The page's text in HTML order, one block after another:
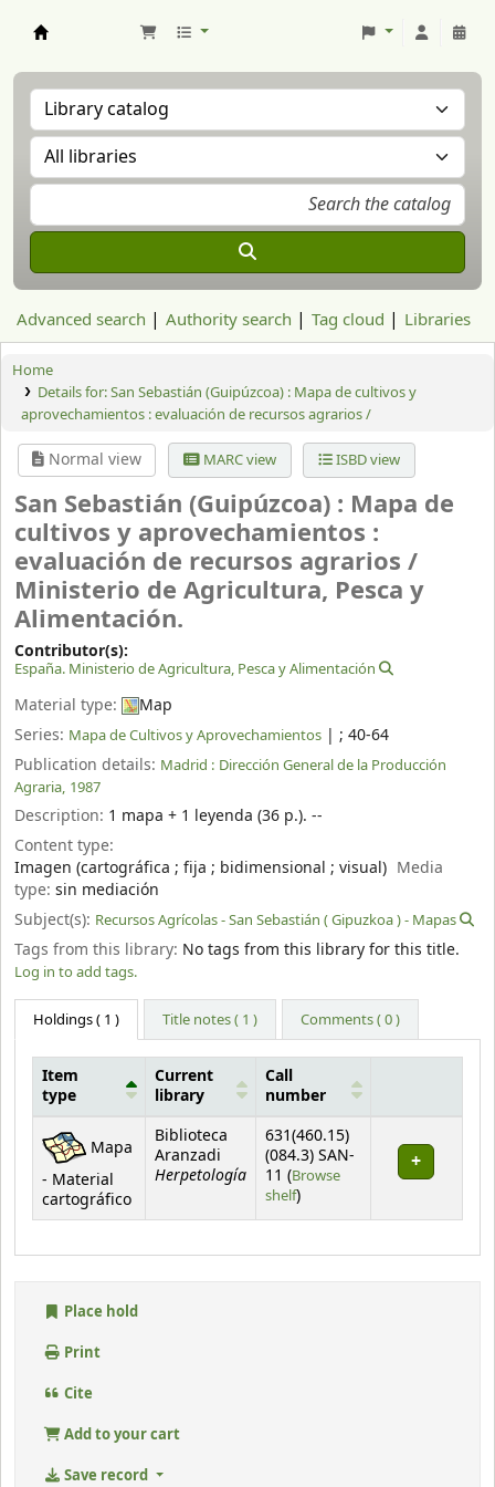
Advanced search Authority search Tag cloud Libraries
Home
Details for:San Sebastián (Guipúzcoa) : Mapa de cultivos y
aprovechamientos : evaluación de recursos agrarios /
Normal view MARC view ISBD view
San Sebastián (Guipúzcoa) : Mapa de
cultivos y aprovechamientos :
evaluación de recursos agrarios /
Ministerio de Agricultura, Pesca y
Alimentación.
Contributor(s):
España. Ministerio de Agricultura, Pesca y Alimentación
Material type:
Map
Series: Mapa de Cultivos y Aprovechamientos | ; 40-64
Publication details: Madrid : Dirección General de la Producción
Agraria, 1987
Description: 1 mapa + 1 leyenda (36 p.). --
Content type:
Imagen (cartográfica ; fija ; bidimensional ; visual) Media
type: sin mediación
Subject(s): Recursos Agrícolas - San Sebastián ( Gipuzkoa ) - Mapas
Tags from this library: No tags from this library for this title.
Log in to add tags.
Holdings( 1 ) Title notes ( 1 ) Comments ( 0 )
Holdings
Item
type
Current
library
Call
number
Mapa
- Material
cartográfico
Biblioteca
Aranzadi
Herpetología
631(460.15)
(084.3) SAN-
11 (Browse
shelf(Opens below)
)
Place hold
Print
Cite
Add to your cart
Save record